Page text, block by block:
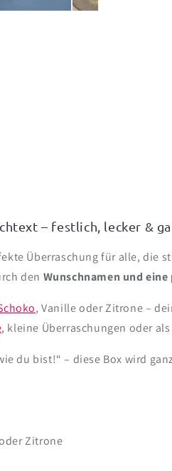
– festlich, lecker &
Überraschung für alle, die
den Wunschnamen und
, Vanille oder Zitrone –
, kleine Überraschungen oder
du bist!“ – diese Box wird
Zitrone